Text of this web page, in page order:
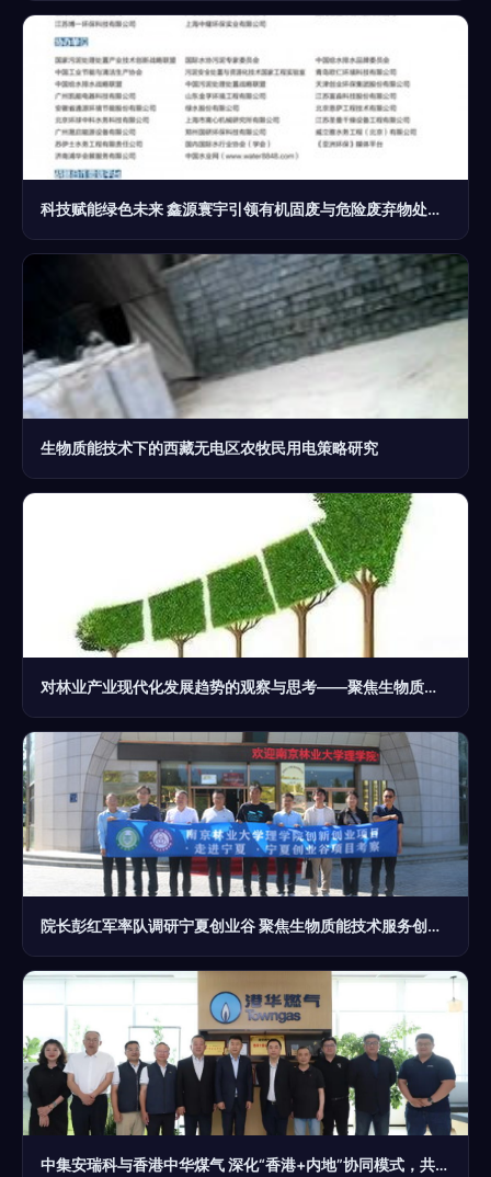
科技赋能绿色未来 鑫源寰宇引领有机固废与危险废弃物处理新篇章
生物质能技术下的西藏无电区农牧民用电策略研究
对林业产业现代化发展趋势的观察与思考——聚焦生物质能技术服务
院长彭红军率队调研宁夏创业谷 聚焦生物质能技术服务创新创业
中集安瑞科与香港中华煤气 深化“香港+内地”协同模式，共拓生物质能技术服务新蓝海